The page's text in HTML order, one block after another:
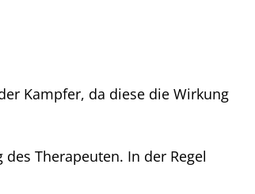
Kampfer, da diese die Wirkung
Therapeuten. In der Regel